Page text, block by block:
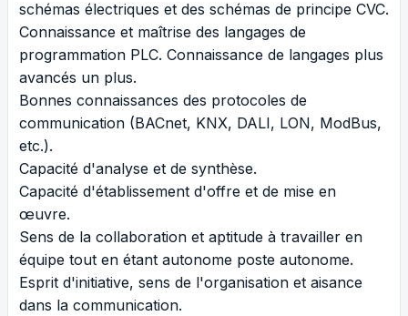
schémas électriques et des schémas de principe CVC.
Connaissance et maîtrise des langages de
programmation PLC. Connaissance de langages plus
avancés un plus.
Bonnes connaissances des protocoles de
communication (BACnet, KNX, DALI, LON, ModBus,
etc.).
Capacité d'analyse et de synthèse.
Capacité d'établissement d'offre et de mise en
œuvre.
Sens de la collaboration et aptitude à travailler en
équipe tout en étant autonome poste autonome.
Esprit d'initiative, sens de l'organisation et aisance
dans la communication.